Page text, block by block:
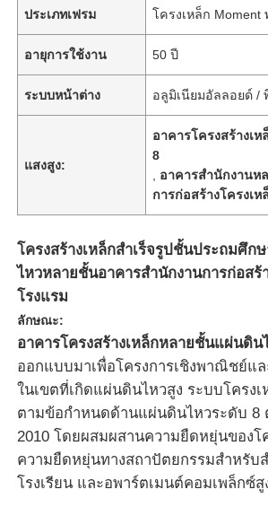
ประเภทเฟรม โครงเหล็ก Moment
อายุการใช้งาน 50 ปี
ระบบหน้าต่าง อลูมิเนียมอัลลอยด์ /
แสงสูง:
อาคารโครงสร้างเ
8
อาคารสำนักงานห
การก่อสร้างโครงเห
โครงสร้างเหล็กสำเร็จรูปชั้นประถมศึก
ไหวหลายชั้นอาคารสำนักงานการก่อสร้
โรงแรม
ลักษณะ:
อาคารโครงสร้างเหล็กหลายชั้นแผ่นดิน
ออกแบบมาเพื่อโครงการเชิงพาณิชย์แล
ในเขตที่เกิดแผ่นดินไหวสูง ระบบโครง
ตามข้อกำหนดด้านแผ่นดินไหวระดับ 8
2010 โดยผสมผสานความยืดหยุ่นของโ
ความยืดหยุ่นทางสถาปัตยกรรมสำหรับ
โรงเรียน และอพาร์ตเมนต์คอมเพล็กซ์สู